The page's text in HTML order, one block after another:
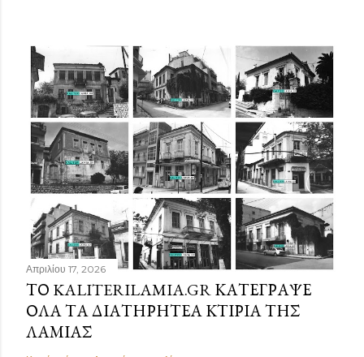
Απριλίου 17, 2026
ΤΟ KALITERILAMIA.GR ΚΑΤΈΓΡΑΨΕ
ΌΛΑ ΤΑ ΔΙΑΤΗΡΗΤΈΑ ΚΤΊΡΙΑ ΤΗΣ
ΛΑΜΊΑΣ